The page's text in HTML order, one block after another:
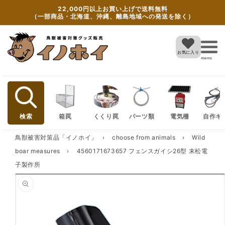
content
22,000円以上お買い上げで送料無料
（一部商品・北海道、沖縄、離島地域への発送を除く）
お気に入り
menu
検索 箱罠 くくり罠 パーツ類 電気柵 自作キ
鳥獣被害対策品「イノホイ」 › choose from animals ›
Wild
boar measures
›
4560171673657 フェンスガイシ26型 末松電
子製作所
Skip to
product